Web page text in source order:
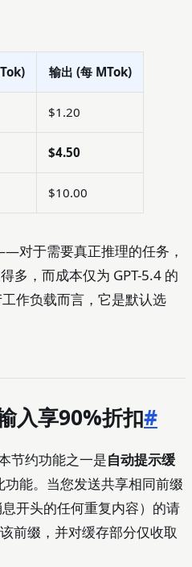
输出 (每 MTok)
$1.20
$4.50
$10.00
对于需要真正推理的任务，
多，而成本仅为 GPT-5.4 的
作负载而言，它是默认选
入享90%折扣#
节约功能之一是自动提示缓
功能。当您发送共享相同前缀
息开头的任何重复内容）的请
前缀，并对缓存部分仅收取